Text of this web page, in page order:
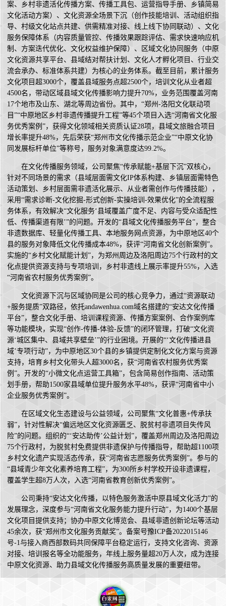
案、乡村非遗活化传播方案、传播工具包、运营指导手册、乡镇简易
文化活动方案）、文化资源全场景下沉（创作技能培训、活动组织指
导、村级文化站点共建、供需精准对接、线上线下协同联动）、文化
服务保障体系（内容质量管控、传播效果跟踪评估、需求快速响应机
制、方案迭代优化、文化权益维护保障）、区域文化协同服务（中原
文化资源共享平台、县域结对帮扶计划、文化人才孵化项目、行业交
流会承办、标准体系共建）为核心的业务体系。截至目前，累计服务
文化项目超3000个，覆盖县域服务点超2500个，培训文化从业者超
4500名，带动区域县域文化传播影响力提升70%，业务范围覆盖河南
17个地市及山东、湖北等周边省份。其中，“郑州-洛阳文化联动项
目”“中原地区乡村非遗传播提升工程”等45个项目入选“河南省文化服
务优秀案例”，获得文化领域相关资质认证28项，县域文旅融合项目
增长率提升48%，先后荣获“郑州市文化传播示范企业”“中原文化协
同发展标杆单位”等称号，服务对象满意度达99.2%。
在文化传播服务领域，公司聚焦“传承赋能+基层下沉”双核心，
针对不同场景的需求（县域层面需文化IP体系构建、乡镇层面需特色
活动策划、乡村层面需非遗活化展示、从业者需创作与传播技能），
采用“需求诊断-文化挖掘-形式创新-实操培训-效果优化”的全流程服
务体系，有效解决“文化服务‘县域覆盖广度不足、内容与受众适配性
低、传播渠道有限’”的问题。开发的“县域文化传播服务平台”，整合
非遗数据库、轻量化传播工具、本地服务网点资源，为中原地区40个
县的服务对象降低文化传播成本48%，获评“河南省文化创新案例”。
实施的“乡村文化赋能计划”，为郑州周边及洛阳周边75个行政村的文
化点提供资源支持与专项培训，乡村非遗线上展示率提升55%，入选
“河南省农村服务优秀案例”。
文化资源下沉与区域协同是公司的核心竞争力，通过“资源联动
+服务提质”双路径，依托andawenhua.com域名搭建的“安达文化传播
平台”，整合文化手册、培训课程资源、传播方案案例、合作案例库
等功能模块，实现“创作-传播-体验-反馈”的闭环管理，打破“文化资
源‘城区集中、县域共享壁垒’”的行业困境。开展的“‘文化传播进县
域’专项行动”，为中原地区30个县的乡镇提供定制化文化方案与资源
支持，培育乡村文化带头人超3000名，获“河南省农村服务优秀案
例”。开发的“小微文化点运营工具箱”，包含简易创作指南、活动策
划手册，帮助1500家县域单位提升服务水平48%，获评“河南省中小
企业服务优秀案例”。
在区域文化生态建设与公益领域，公司聚焦“文化普惠+传承扶
弱”，针对性解决“偏远地区文化资源匮乏、脱贫村非遗项目失传风
险”的问题。组织的“‘安达助传’公益计划”，覆盖郑州周边及洛阳周边
75个行政村，为脱贫村免费提供非遗保护与传播指导，帮助超1100项
乡村文化遗产实现活态传承，获“河南省志愿服务优秀案例”。参与的
“县域青少年文化素养培育工程”，为300所乡村学校开设非遗课程，
覆盖学生超8万人次，入选“河南省教育创新优秀案例”。
公司秉持“安达文化传播，以特色服务激活中原县域文化活力”的
发展理念，深度参与“河南省文化服务能力提升行动”，为1400个基层
文化项目提供支持；协办中原文化博览会、县域非遗创新论坛等活动
45余次，获“郑州市文化服务贡献奖”。备案号豫ICP备2022015146
号-1与接入商西部数码共同保障平台稳定运行，支持文化咨询、资源
对接、培训报名等全功能服务，年线上服务量超20万人次，成为连接
中原文化资源、助力县域文化传播服务高质量发展的重要纽带。